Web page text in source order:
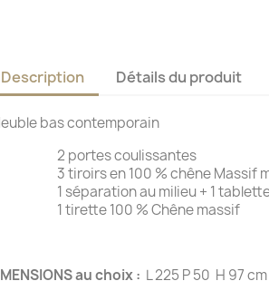
Description Détails du produit
bas contemporain
portes coulissantes
tiroirs en 100 % chêne Massif
séparation au milieu + 1 tablette
tirette 100 % Chêne massif
au choix : L 225 P 50 H 97